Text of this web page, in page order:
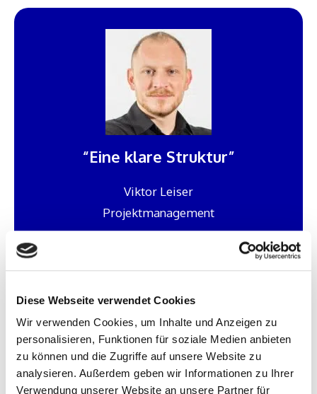
Diese Webseite verwendet Cookies
Wir verwenden Cookies, um Inhalte und Anzeigen zu
personalisieren, Funktionen für soziale Medien anbieten
zu können und die Zugriffe auf unsere Website zu
analysieren. Außerdem geben wir Informationen zu Ihrer
Verwendung unserer Website an unsere Partner für
“Eine klare Struktur”
Viktor Leiser
Projektmanagement
Holzner GmbH, Nußloch, Deutschland